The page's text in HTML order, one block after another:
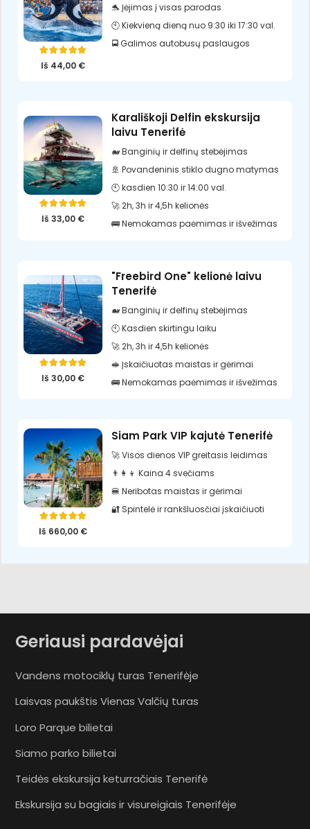
Įvertinimas:
Iš 44,00 €
🐬 Įėjimas į visas parodas
🕙 Kiekvieną dieną nuo 9:30 iki 17:30 val.
🚍 Galimos autobusų paslaugos
Įvertinimas: 5.00iš 5
Iš 33,00 €
Karališkoji Delfin ekskursija
laivu Tenerifė
🐋 Banginių ir delfinų stebėjimas
🚢 Povandeninis stiklo dugno matymas
🕙 kasdien 10:30 ir 14:00 val.
🚀 2h, 3h ir 4,5h kelionės
🚌 Nemokamas paėmimas ir išvežimas
Įvertinimas: 5.00iš 5
Iš 30,00 €
"Freebird One" kelionė laivu
Tenerifė
🐋 Banginių ir delfinų stebėjimas
🕙 Kasdien skirtingu laiku
🚀 2h, 3h ir 4,5h kelionės
🥪 Įskaičiuotas maistas ir gėrimai
🚌 Nemokamas paėmimas ir išvežimas
Įvertinimas:
Iš 660,00 €
Siam Park VIP kajutė Tenerifė
🚀 Visos dienos VIP greitasis leidimas
👨‍👩‍👦 Kaina 4 svečiams
🍔 Neribotas maistas ir gėrimai
🔐 Spintelė ir rankšluosčiai įskaičiuoti
Geriausi pardavėjai
Vandens motociklų turas Tenerifėje
Laisvas paukštis Vienas Valčių turas
Loro Parque bilietai
Siamo parko bilietai
Teidės ekskursija keturračiais Tenerifė
Ekskursija su bagiais ir visureigiais Tenerifėje